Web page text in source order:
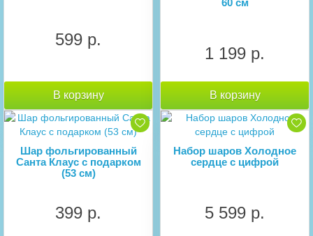
599 р.
В корзину
60 см
1 199 р.
В корзину
Шар фольгированный
Санта Клаус с подарком
(53 см)
399 р.
Набор шаров Холодное
сердце с цифрой
5 599 р.